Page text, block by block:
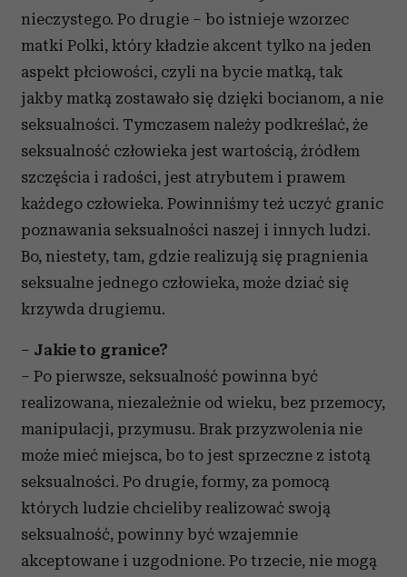
nieczystego. Po drugie – bo istnieje wzorzec
matki Polki, który kładzie akcent tylko na jeden
aspekt płciowości, czyli na bycie matką, tak
jakby matką zostawało się dzięki bocianom, a nie
seksualności. Tymczasem należy podkreślać, że
seksualność człowieka jest wartością, źródłem
szczęścia i radości, jest atrybutem i prawem
każdego człowieka. Powinniśmy też uczyć granic
poznawania seksualności naszej i innych ludzi.
Bo, niestety, tam, gdzie realizują się pragnienia
seksualne jednego człowieka, może dziać się
krzywda drugiemu.
– Jakie to granice?
– Po pierwsze, seksualność powinna być
realizowana, niezależnie od wieku, bez przemocy,
manipulacji, przymusu. Brak przyzwolenia nie
może mieć miejsca, bo to jest sprzeczne z istotą
seksualności. Po drugie, formy, za pomocą
których ludzie chcieliby realizować swoją
seksualność, powinny być wzajemnie
akceptowane i uzgodnione. Po trzecie, nie mogą